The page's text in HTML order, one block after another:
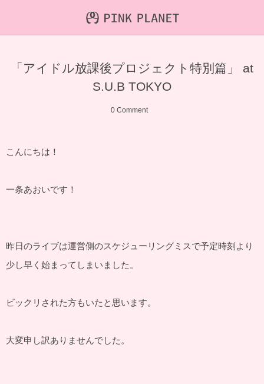
「アイドル放課後プロジェクト特別篇」 at
S.U.B TOKYO
0 Comment
こんにちは！
一条あおいです！
昨日のライブは運営側のスケジューリングミスで予定時刻より
少し早く始まってしまいました。
ビックリされた方もいたと思います。
大変申し訳ありませんでした。
ICHIJO AOI
Farout
NEWS&TOPIC
MAINTENANCE